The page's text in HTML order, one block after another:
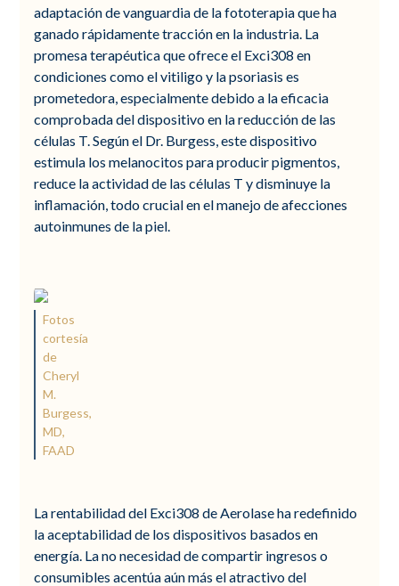
adaptación de vanguardia de la fototerapia que ha
ganado rápidamente tracción en la industria. La
promesa terapéutica que ofrece el Exci308 en
condiciones como el vitiligo y la psoriasis es
prometedora, especialmente debido a la eficacia
comprobada del dispositivo en la reducción de las
células T. Según el Dr. Burgess, este dispositivo
estimula los melanocitos para producir pigmentos,
reduce la actividad de las células T y disminuye la
inflamación, todo crucial en el manejo de afecciones
autoinmunes de la piel.
Fotos
cortesía
de
Cheryl
M.
Burgess,
MD,
FAAD
La rentabilidad del Exci308 de Aerolase ha redefinido
la aceptabilidad de los dispositivos basados en
energía. La no necesidad de compartir ingresos o
consumibles acentúa aún más el atractivo del